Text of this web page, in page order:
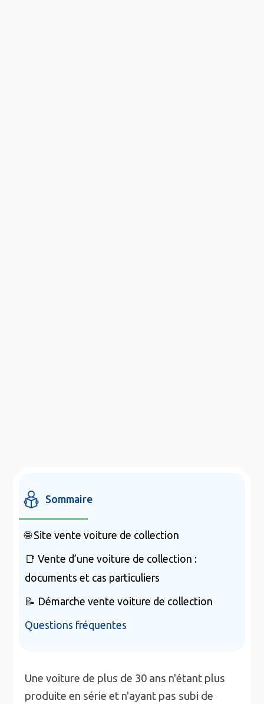
Sommaire
🌐 Site vente voiture de collection
📑 Vente d’une voiture de collection :
documents et cas particuliers
📝 Démarche vente voiture de collection
Questions fréquentes
Une voiture de plus de 30 ans n'étant plus
produite en série et n'ayant pas subi de